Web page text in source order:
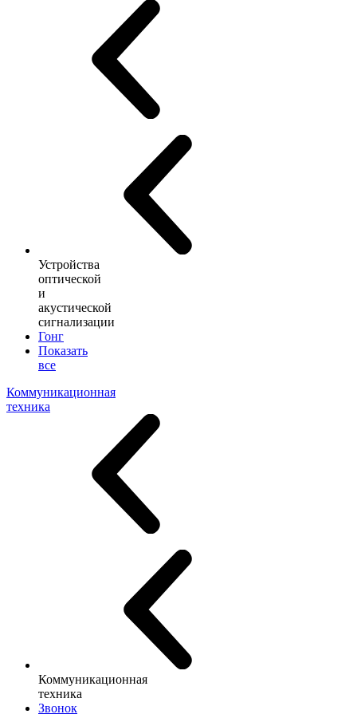
Устройства
оптической
и
акустической
сигнализации
Гонг
Показать
все
Коммуникационная
техника
Коммуникационная
техника
Звонок